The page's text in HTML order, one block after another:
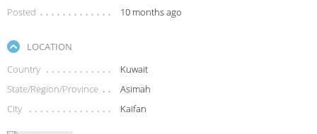
Posted
10 months ago
LOCATION
Country
Kuwait
State/Region/Province
Asimah
City
Kaifan